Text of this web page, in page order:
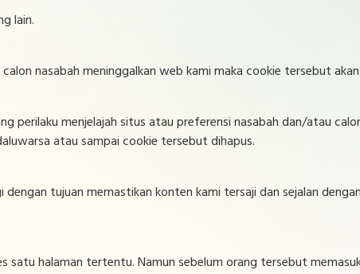
lain.
nasabah meninggalkan web kami maka cookie tersebut
perilaku menjelajah situs atau preferensi nasabah dan/atau
atau sampai cookie tersebut dihapus.
tujuan memastikan konten kami tersaji dan sejalan
satu halaman tertentu. Namun sebelum orang tersebut